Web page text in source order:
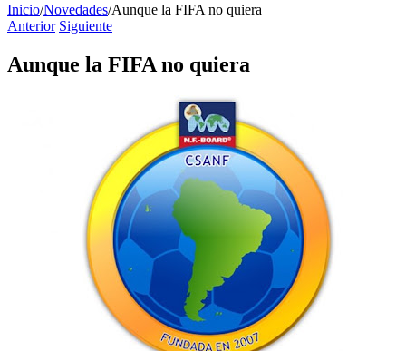
Inicio/Novedades/Aunque la FIFA no quiera
Anterior Siguiente
Aunque la FIFA no quiera